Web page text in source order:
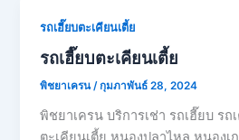
รถเฮี๊ยบตะเคียนเตี้ย
รถเฮี๊ยบตะเคียนเตี้ย
พิชยาเครน/กุมภาพันธ์ 28, 2024
พิชยาเครน บริการเช่า รถเฮี๊ยบ รถ